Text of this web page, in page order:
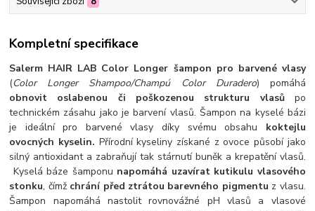
Kompletní specifikace
Salerm HAIR LAB Color Longer šampon pro barvené vlasy
(Color Longer Shampoo/Champú Color Duradero) pomáhá
obnovit oslabenou či poškozenou strukturu vlasůpo
technickém zásahu jako je barvení vlasů. Šampon na kyselé bázi
je ideální pro barvené vlasy díky svému obsahu koktejlu
ovocných kyselin. Přírodní kyseliny získané z ovoce působí jako
silný antioxidant a zabraňují tak stárnutí buněk a krepatění vlasů.
Kyselá báze šamponu napomáhá uzavírat kutikulu vlasového
stonku, čímž chrání před ztrátou barevného pigmentu z vlasu.
Šampon napomáhá nastolit rovnovážné pH vlasů a vlasové